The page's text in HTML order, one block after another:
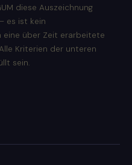
diese Auszeichnung
es ist kein
eine über Zeit erarbeitete
Kriterien der unteren
sein.